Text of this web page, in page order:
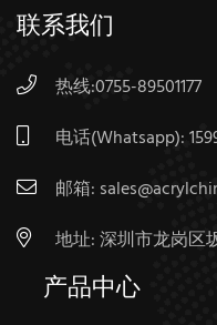
联系我们
热线:0755-89501177
电话(Whatsapp):
邮箱:
地址: 深圳市龙岗区
产品中心